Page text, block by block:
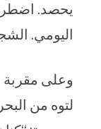
يحصد.
اليومي.
وعلى مقربة
لتوه من